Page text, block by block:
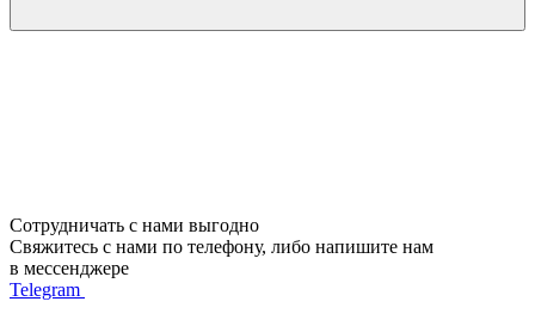
Сотрудничать с нами выгодно
Свяжитесь с нами по телефону, либо напишите нам
в мессенджере
Telegram